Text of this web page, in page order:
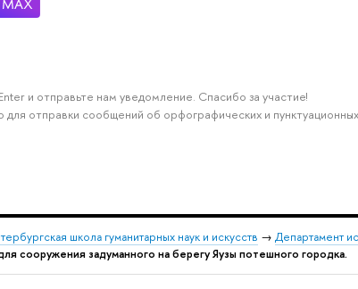
и отправьте нам уведомление. Спасибо за участие!
для отправки сообщений об орфографических и
школа гуманитарных наук и искусств → Департамент
сооружения задуманного на берегу Яузы потешного городка.